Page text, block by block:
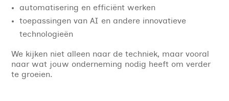
automatisering en efficiënt werken
toepassingen van AI en andere innovatieve
technologieën
We kijken niet alleen naar de techniek, maar vooral
naar wat jouw onderneming nodig heeft om verder
te groeien.